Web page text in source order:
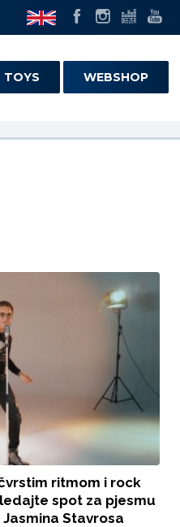
TOYS WEBSHOP
ritmom i rock
spot za pjesmu
Stavrosa